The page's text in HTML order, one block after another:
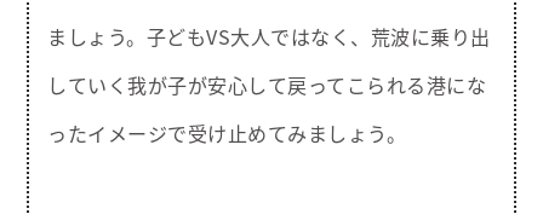
ましょう。子どもVS大人ではなく、荒波に乗り出
していく我が子が安心して戻ってこられる港にな
ったイメージで受け止めてみましょう。